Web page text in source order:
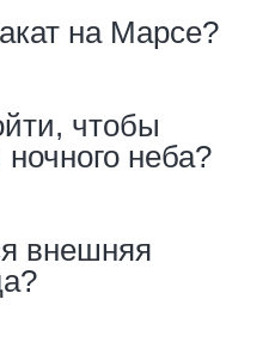
на Марсе?
чтобы
неба?
внешняя